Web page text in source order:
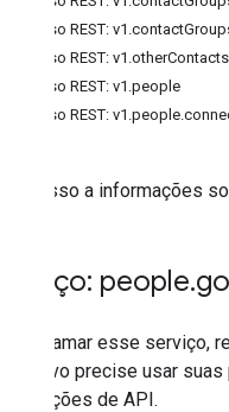
Recurso REST:
Recurso REST: v1.otherContacts
Recurso REST: v1.people
Recurso REST:
Dá acesso a informações
Serviço: people.
Para chamar esse serviço,
aplicativo precise usar
solicitações de API.